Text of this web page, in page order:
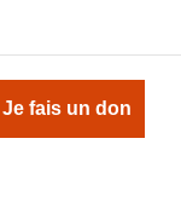
Je fais un don